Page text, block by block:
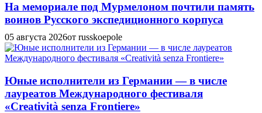
На мемориале под Мурмелоном почтили память
воинов Русского экспедиционного корпуса
05 августа 2026от russkoepole
Юные исполнители из Германии — в числе
лауреатов Международного фестиваля
«Creatività senza Frontiere»